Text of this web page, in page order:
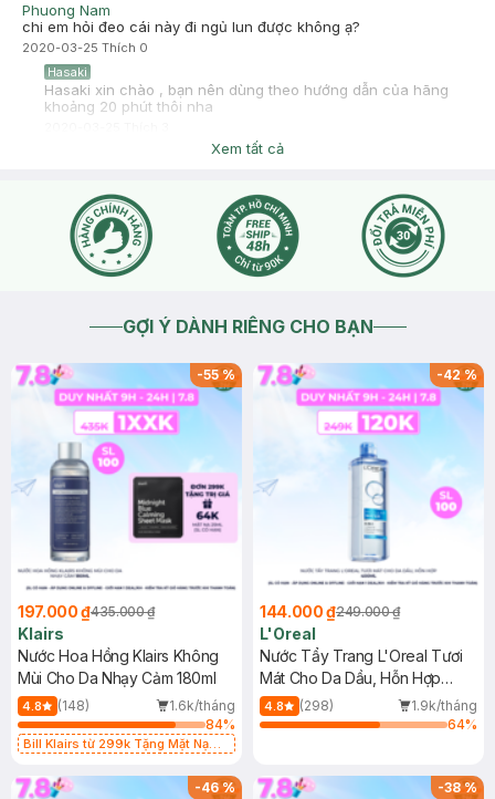
Phuong Nam
chi em hỏi đeo cái này đi ngủ lun được không ạ?
2020-03-25 Thích 0
Hasaki
Hasaki xin chào , bạn nên dùng theo hướng dẫn của hãng
khoảng 20 phút thôi nha
Xem tất cả
GỢI Ý DÀNH RIÊNG CHO BẠN
-55%
197.000 ₫435.000 ₫
Klairs
Nước Hoa Hồng Klairs Không
Mùi Cho Da Nhạy Cảm 180ml
4.8 (148)
1.6k/tháng
84%
Bill Klairs từ 299k Tặng Mặt Nạ
25ml (SL Có Hạn)
-42%
144.000 ₫249.000 ₫
L'Oreal
Nước Tẩy Trang L'Oreal Tươi
Mát Cho Da Dầu, Hỗn Hợp
400ml
4.8 (298)
1.9k/tháng
64%
-46% -38%